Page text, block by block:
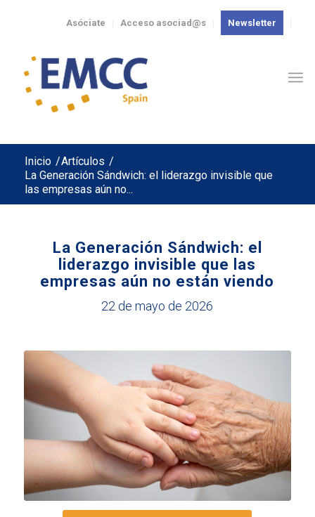
Newsletter
Acceso asociad@s
Asóciate
Inicio /Artículos /
La Generación Sándwich: el liderazgo invisible que
las empresas aún no...
La Generación Sándwich: el
liderazgo invisible que las
empresas aún no están viendo
22 de mayo de 2026